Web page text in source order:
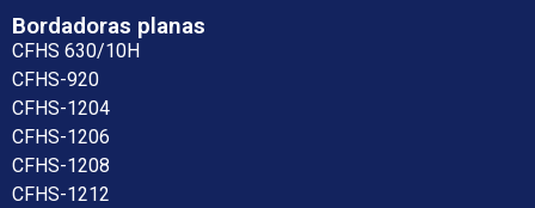
Bordadoras planas
CFHS 630/10H
CFHS-920
CFHS-1204
CFHS-1206
CFHS-1208
CFHS-1212